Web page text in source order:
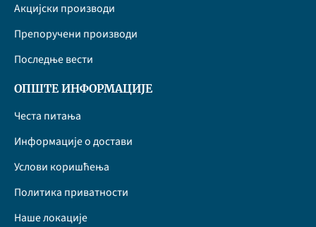
Акцијски производи
Препоручени производи
Последње вести
ОПШТЕ ИНФОРМАЦИЈЕ
Честа питања
Информације о достави
Услови коришћења
Политика приватности
Наше локације